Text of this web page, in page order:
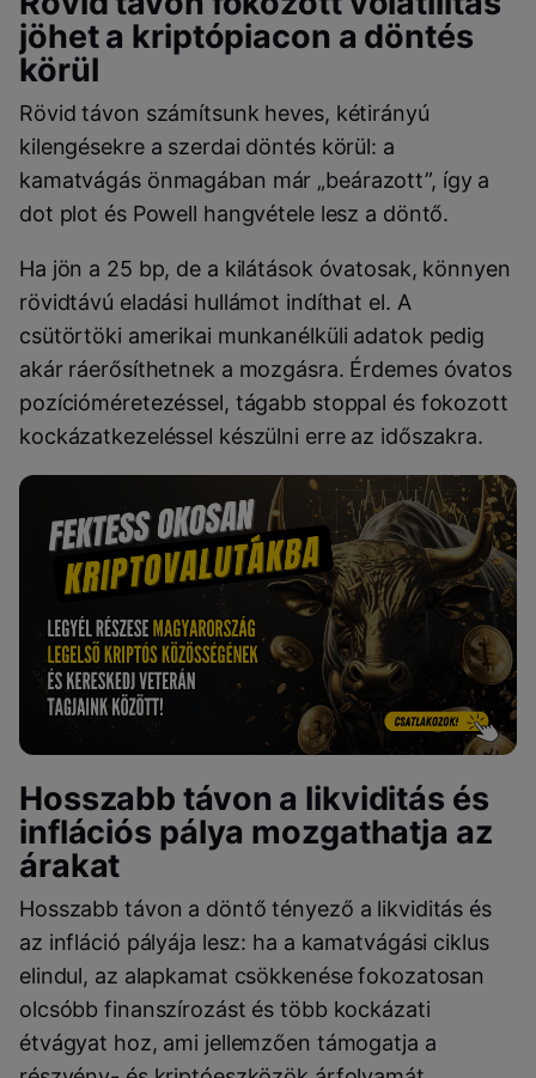
jöhet a kriptópiacon a döntés
körül
Rövid távon számítsunk heves, kétirányú
kilengésekre a szerdai döntés körül: a
kamatvágás önmagában már „beárazott”, így a
dot plot és Powell hangvétele lesz a döntő.
Ha jön a 25 bp, de a kilátások óvatosak, könnyen
rövidtávú eladási hullámot indíthat el. A
csütörtöki amerikai munkanélküli adatok pedig
akár ráerősíthetnek a mozgásra. Érdemes óvatos
pozícióméretezéssel, tágabb stoppal és fokozott
kockázatkezeléssel készülni erre az időszakra.
Hosszabb távon a likviditás és
inflációs pálya mozgathatja az
árakat
Hosszabb távon a döntő tényező a likviditás és
az infláció pályája lesz: ha a kamatvágási ciklus
elindul, az alapkamat csökkenése fokozatosan
olcsóbb finanszírozást és több kockázati
étvágyat hoz, ami jellemzően támogatja a